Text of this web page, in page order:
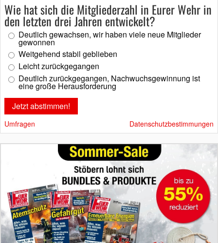
Wie hat sich die Mitgliederzahl in Eurer Wehr in
den letzten drei Jahren entwickelt?
Deutlich gewachsen, wir haben viele neue Mitglieder
gewonnen
Weitgehend stabil geblieben
Leicht zurückgegangen
Deutlich zurückgegangen, Nachwuchsgewinnung ist
eine große Herausforderung
Umfragen Datenschutzbestimmungen